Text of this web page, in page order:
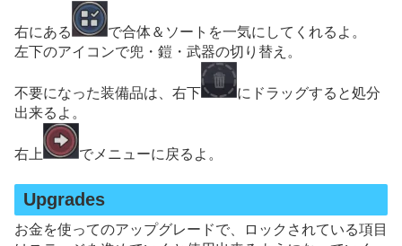
右にある
で合体＆ソートを一気にしてくれるよ。
左下のアイコンで兜・鎧・武器の切り替え。
不要になった装備品は、右下
にドラッグすると処分
出来るよ。
右上 でメニューに戻るよ。
Upgrades
お金を使ってのアップグレードで、ロックされている項目